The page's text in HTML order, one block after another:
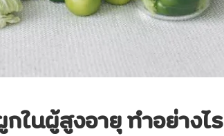
ในผู้สูงอายุ ทำอย่างไร